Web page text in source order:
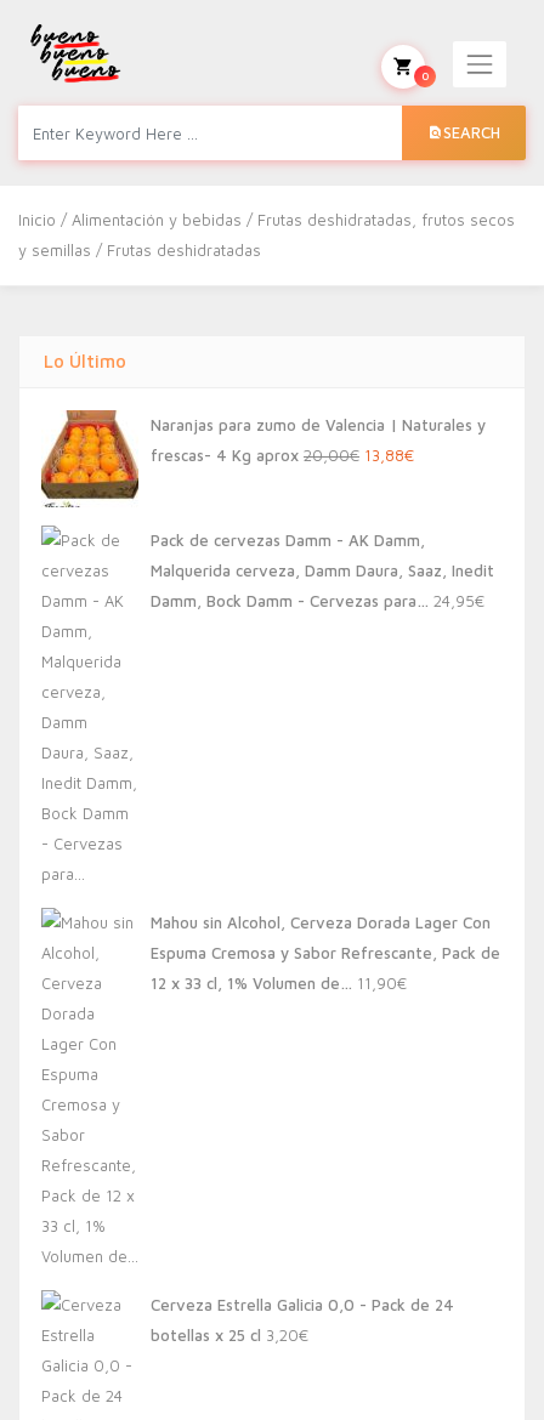
SEARCH
0
Inicio /Alimentación y bebidas / Frutas deshidratadas, frutos secos
y semillas / Frutas deshidratadas
Lo Último
Naranjas para zumo de Valencia | Naturales y
frescas- 4 Kg aprox 20,00€ El
era:
20,00€.
13,88€El
es:
13,88€.
Pack de cervezas Damm - AK Damm,
Malquerida cerveza, Damm Daura, Saaz, Inedit
Damm, Bock Damm - Cervezas para… 24,95€
Mahou sin Alcohol, Cerveza Dorada Lager Con
Espuma Cremosa y Sabor Refrescante, Pack de
12 x 33 cl, 1% Volumen de… 11,90€
Cerveza Estrella Galicia 0,0 - Pack de 24
botellas x 25 cl 3,20€